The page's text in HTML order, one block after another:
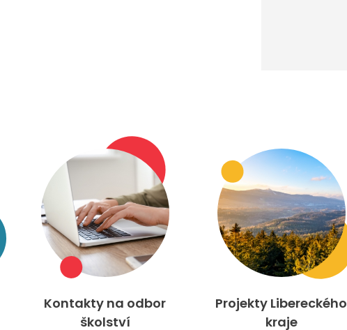
Kontakty na odbor
školství
Projekty Libereckého
kraje